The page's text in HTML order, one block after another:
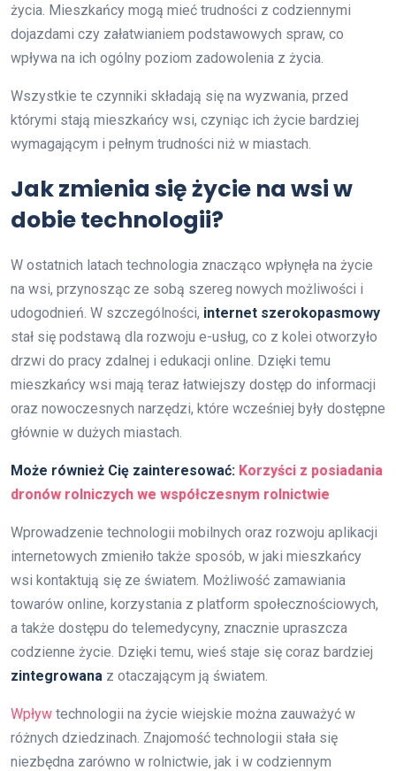
życia. Mieszkańcy mogą mieć trudności z codziennymi
dojazdami czy załatwianiem podstawowych spraw, co
wpływa na ich ogólny poziom zadowolenia z życia.
Wszystkie te czynniki składają się na wyzwania, przed
którymi stają mieszkańcy wsi, czyniąc ich życie bardziej
wymagającym i pełnym trudności niż w miastach.
Jak zmienia się życie na wsi w
dobie technologii?
W ostatnich latach technologia znacząco wpłynęła na życie
na wsi, przynosząc ze sobą szereg nowych możliwości i
udogodnień. W szczególności, internet szerokopasmowy
stał się podstawą dla rozwoju e-usług, co z kolei otworzyło
drzwi do pracy zdalnej i edukacji online. Dzięki temu
mieszkańcy wsi mają teraz łatwiejszy dostęp do informacji
oraz nowoczesnych narzędzi, które wcześniej były dostępne
głównie w dużych miastach.
Może również Cię zainteresować: Korzyści z posiadania
dronów rolniczych we współczesnym rolnictwie
Wprowadzenie technologii mobilnych oraz rozwoju aplikacji
internetowych zmieniło także sposób, w jaki mieszkańcy
wsi kontaktują się ze światem. Możliwość zamawiania
towarów online, korzystania z platform społecznościowych,
a także dostępu do telemedycyny, znacznie upraszcza
codzienne życie. Dzięki temu, wieś staje się coraz bardziej
zintegrowana z otaczającym ją światem.
Wpływ technologii na życie wiejskie można zauważyć w
różnych dziedzinach. Znajomość technologii stała się
niezbędna zarówno w rolnictwie, jak i w codziennym